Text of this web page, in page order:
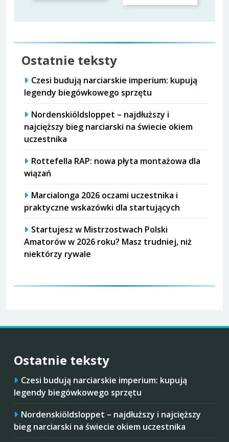
Ostatnie teksty
Czesi budują narciarskie imperium: kupują
legendy biegówkowego sprzętu
Nordenskiöldsloppet – najdłuższy i
najcięższy bieg narciarski na świecie okiem
uczestnika
Rottefella RAP: nowa płyta montażowa dla
wiązań
Marcialonga 2026 oczami uczestnika i
praktyczne wskazówki dla startujących
Startujesz w Mistrzostwach Polski
Amatorów w 2026 roku? Masz trudniej, niż
niektórzy rywale
Ostatnie teksty
Czesi budują narciarskie imperium: kupują
legendy biegówkowego sprzętu
Nordenskiöldsloppet – najdłuższy i najcięższy
bieg narciarski na świecie okiem uczestnika